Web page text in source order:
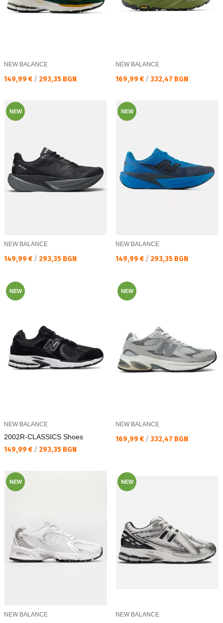
NEW BALANCE
Текуща цена:
149,99 € / 293,35 BGN
NEW BALANCE
Текуща цена:
169,99 € / 332,47 BGN
NEW
NEW BALANCE
Текуща цена:
149,99 € / 293,35 BGN
NEW
NEW BALANCE
Текуща цена:
149,99 € / 293,35 BGN
NEW
NEW BALANCE
2002R-CLASSICS Shoes
Текуща цена:
149,99 € / 293,35 BGN
NEW
NEW BALANCE
Текуща цена:
169,99 € / 332,47 BGN
NEW
NEW BALANCE
NEW
NEW BALANCE